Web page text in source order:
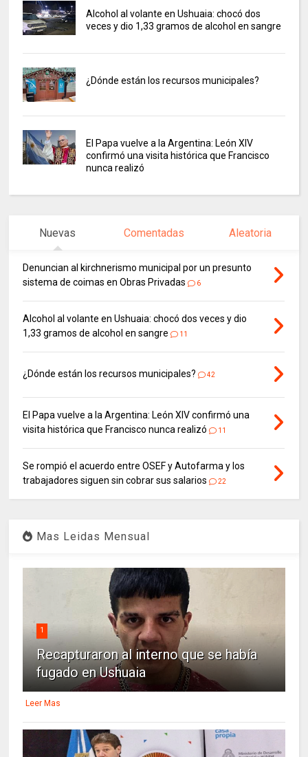
Alcohol al volante en Ushuaia: chocó dos
veces y dio 1,33 gramos de alcohol en sangre
¿Dónde están los recursos municipales?
El Papa vuelve a la Argentina: León XIV
confirmó una visita histórica que Francisco
nunca realizó
Nuevas Comentadas Aleatoria
Denuncian al kirchnerismo municipal por un presunto
sistema de coimas en Obras Privadas
6
Alcohol al volante en Ushuaia: chocó dos veces y dio
1,33 gramos de alcohol en sangre
11
¿Dónde están los recursos municipales? 42
El Papa vuelve a la Argentina: León XIV confirmó una
visita histórica que Francisco nunca realizó
11
Se rompió el acuerdo entre OSEF y Autofarma y los
trabajadores siguen sin cobrar sus salarios
22
Mas Leidas Mensual
1
Recapturaron al interno que se había
fugado en Ushuaia
Leer Mas